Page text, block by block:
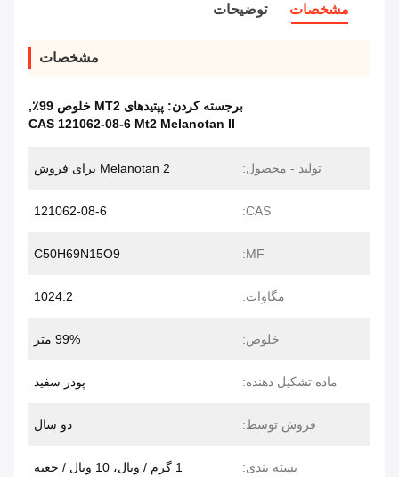
مشخصات توضیحات
مشخصات
برجسته کردن: پپتیدهای MT2 خلوص 99٪
,
CAS 121062-08-6 Mt2 Melanotan II
تولید - محصول: Melanotan 2 برای فروش
CAS:
121062-08-6
MF:
C50H69N15O9
مگاوات: 1024.2
خلوص: 99% متر
ماده تشکیل دهنده: پودر سفید
فروش توسط: دو سال
بسته بندی: 1 گرم / ویال، 10 ویال / جعبه